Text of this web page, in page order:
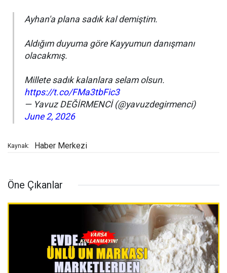
Ayhan'a plana sadık kal demiştim.
Aldığım duyuma göre Kayyumun danışmanı
olacakmış.
Millete sadık kalanlara selam olsun.
https://t.co/FMa3tbFic3
— Yavuz DEĞİRMENCİ (@yavuzdegirmenci)
June 2, 2026
Kaynak: Haber Merkezi
Öne Çıkanlar